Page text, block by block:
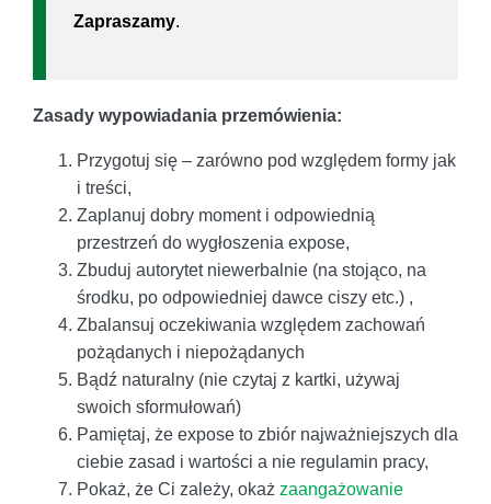
Zapraszamy.
Zasady wypowiadania przemówienia:
Przygotuj się – zarówno pod względem formy jak
i treści,
Zaplanuj dobry moment i odpowiednią
przestrzeń do wygłoszenia expose,
Zbuduj autorytet niewerbalnie (na stojąco, na
środku, po odpowiedniej dawce ciszy etc.) ,
Zbalansuj oczekiwania względem zachowań
pożądanych i niepożądanych
Bądź naturalny (nie czytaj z kartki, używaj
swoich sformułowań)
Pamiętaj, że expose to zbiór najważniejszych dla
ciebie zasad i wartości a nie regulamin pracy,
Pokaż, że Ci zależy, okaż zaangażowanie